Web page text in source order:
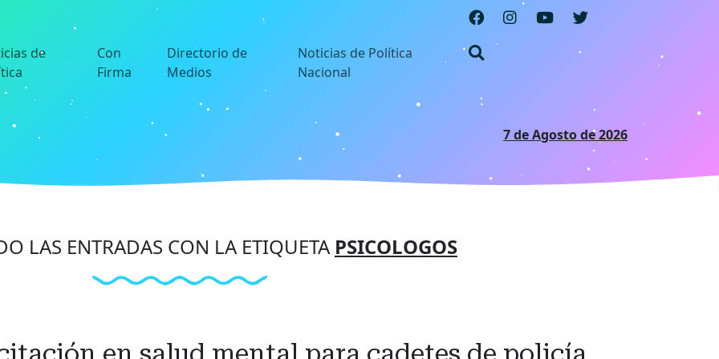
de
Con
Firma
Directorio de
Medios
Noticias de Política
Nacional
7 de Agosto de 2026
LAS ENTRADAS CON LA ETIQUETA PSICOLOGOS